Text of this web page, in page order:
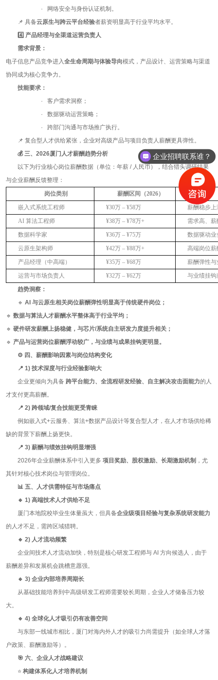
· 网络安全与身份认证机制。
📌 具备云原生与跨云平台经验者薪资明显高于行业平均水平。
4️ 产品经理与全渠道运营负责人
需求背景：
电子信息产品竞争进入全生命周期与体验导向模式，产品设计、运营策略与渠道
协同成为核心竞争力。
技能要求：
· 客户需求洞察；
· 数据驱动运营策略；
· 跨部门沟通与市场推广执行。
📌 复合型人才供给紧张，企业对高级产品与项目负责人薪酬更具弹性。
💰三、 2026厦门人才薪酬趋势分析
以下为行业核心岗位薪酬数据（单位：年薪/ 人民币），结合猎头调研结果
与企业薪酬反馈整理：
岗位类别
薪酬区间（2026）
嵌入式系统工程师
¥30万– ¥58万
薪酬稳步上
AI 算法工程师 ¥38万– ¥78万+
需求高、
数据科学家
¥36万– ¥75万
数据驱动
云原生架构师
¥42万– ¥88万+
高端岗位
产品经理（中高端）
¥35万– ¥68万
薪酬弹性
运营与市场负责人
¥32万– ¥62万
与业绩挂
趋势洞察：
🔹 AI 与云原生相关岗位薪酬弹性明显高于传统硬件岗位；
🔹 数据与算法人才薪酬水平整体高于行业平均；
🔹 硬件研发薪酬上扬稳健，与芯片/系统自主研发力度提升相关；
🔹 产品与运营岗位薪酬浮动较广，与业绩与成果挂钩更明显。
⚙ 四、薪酬影响因素与岗位结构变化
📍 1) 技术深度与行业经验影响大
企业更倾向为具备 跨平台能力、全流程研发经验、自主解决攻击面能力的人
才支付更高薪酬。
📍 2) 跨领域/复合技能更受青睐
例如嵌入式+云服务、算法+数据产品设计等复合型人才，在人才市场供给稀
缺的背景下薪酬上扬更快。
📍 3) 薪酬与绩效挂钩明显增强
2026年企业薪酬体系中引入更多 项目奖励、股权激励、长期激励机制 ，尤
其针对核心技术岗位与管理岗位。
📊 五、人才供需特征与市场痛点
🔹 1) 高端技术人才供给不足
厦门本地院校毕业生体量虽大，但具备企业级项目经验与复杂系统研发能力
的人才不足，需跨区域猎聘。
🔹 2) 人才流动频繁
企业间技术人才流动加快，特别是核心研发工程师与AI 方向候选人，由于
薪酬差异和发展机会跳槽意愿强。
🔹 3) 企业内部培养周期长
从基础技能培养到中高级研发工程师需要较长周期，企业人才储备压力较
大。
🔹 4) 全球化人才吸引仍有改善空间
与东部一线城市相比，厦门对海内外人才的吸引力尚需提升（如全球人才落
户政策、薪酬激励等）。
🎯 六、企业人才战略建议
⭐ 构建体系化人才培养机制
企业招聘联系谁？